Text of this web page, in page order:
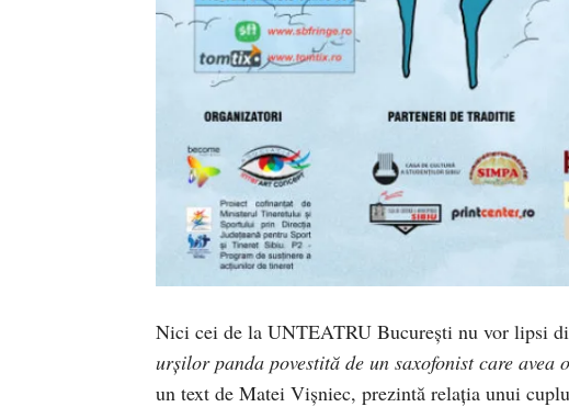
Nici cei de la UNTEATRU Bucureşti nu vor lipsi
urşilor panda povestită de un saxofonist care
un text de Matei Vişniec, prezintă relaţia unui